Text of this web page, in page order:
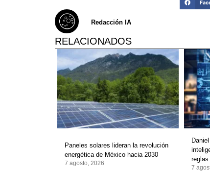
Redacción IA
RELACIONADOS
Paneles solares lideran la revolución
energética de México hacia 2030
7 agosto, 2026
7